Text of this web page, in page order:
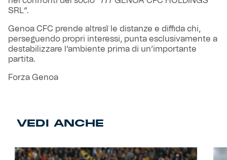
SRL”.
Genoa CFC prende altresì le distanze e diffida chi,
perseguendo propri interessi, punta esclusivamente a
destabilizzare l’ambiente prima di un’importante
partita.
Forza Genoa
VEDI ANCHE